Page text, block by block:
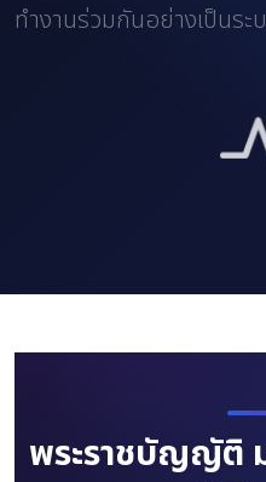
ทำงานร่วมกันอย่างเป็นระ
พระราชบัญญัติ